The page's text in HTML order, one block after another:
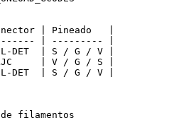
| Pineado   |
| --------- |
DET  | S / G / V |
| V / G / S |
DET  | S / G / V |
filamentos